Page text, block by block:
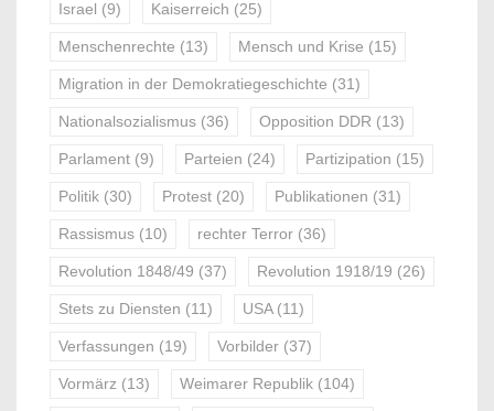
Israel (9) Kaiserreich (25)
Menschenrechte (13) Mensch und Krise (15)
Migration in der Demokratiegeschichte (31)
Nationalsozialismus (36) Opposition DDR (13)
Parlament (9) Parteien (24) Partizipation (15)
Politik (30) Protest (20) Publikationen (31)
Rassismus (10) rechter Terror (36)
Revolution 1848/49 (37) Revolution 1918/19 (26)
Stets zu Diensten (11) USA(11)
Verfassungen (19) Vorbilder (37)
Vormärz (13) Weimarer Republik (104)